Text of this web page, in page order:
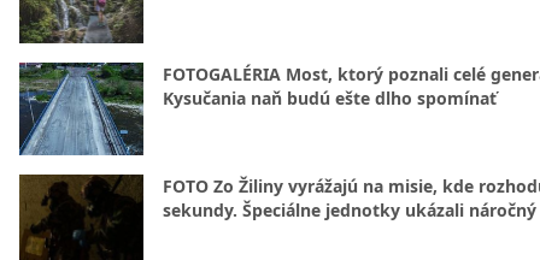
FOTOGALÉRIA Most, ktorý poznali celé
Kysučania naň budú ešte dlho spomínať
FOTO Zo Žiliny vyrážajú na misie, kde
sekundy. Špeciálne jednotky ukázali